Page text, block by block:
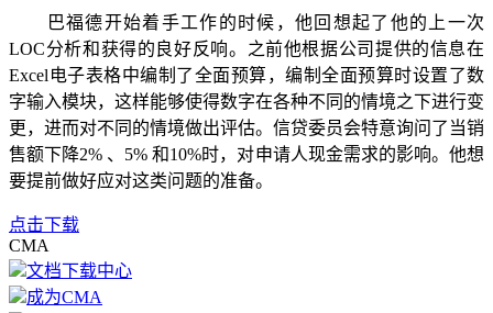
巴福德开始着手工作的时候，他回想起了他的上一次
LOC分析和获得的良好反响。之前他根据公司提供的信息在
Excel电子表格中编制了全面预算，编制全面预算时设置了数
字输入模块，这样能够使得数字在各种不同的情境之下进行变
更，进而对不同的情境做出评估。信贷委员会特意询问了当销
售额下降2% 、5% 和10%时，对申请人现金需求的影响。他想
要提前做好应对这类问题的准备。
点击下载
CMA
文档下载中心
成为CMA